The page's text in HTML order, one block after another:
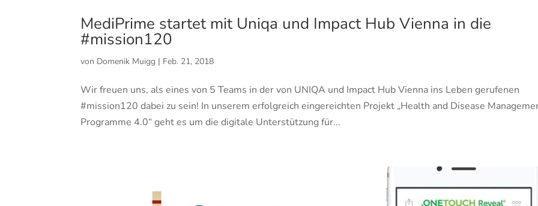
MediPrime startet mit Uniqa und Impact Hub Vienna in die
#mission120
von Domenik Muigg | Feb. 21, 2018
Wir freuen uns, als eines von 5 Teams in der von UNIQA und Impact Hub Vienna ins Leben gerufenen
#mission120 dabei zu sein! In unserem erfolgreich eingereichten Projekt „Health and Disease
Programme 4.0“ geht es um die digitale Unterstützung für...